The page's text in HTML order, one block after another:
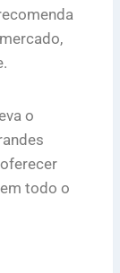
o
todo o